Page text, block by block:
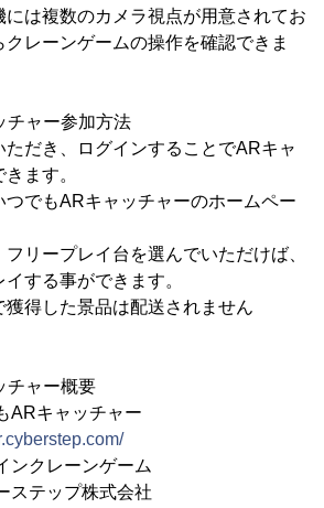
には複数のカメラ視点が用意されてお
クレーンゲームの操作を確認できま
チャー参加方法
だき、ログインすることでARキャ
ます。
でもARキャッチャーのホームペー
リープレイ台を選んでいただけば、
する事ができます。
得した景品は配送されません
チャー概要
キャッチャー
ンクレーンゲーム
テップ株式会社